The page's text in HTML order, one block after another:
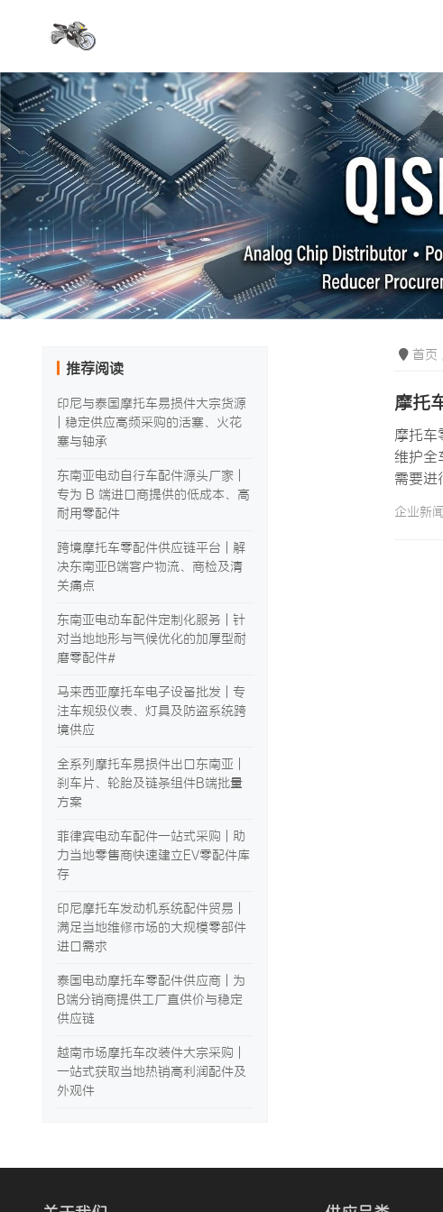
首页
摩托
摩托车
维护全
需要进
最核心
企业新闻
推荐阅读
印尼与泰国摩托车易损件大宗货源
| 稳定供应高频采购的活塞、火花
塞与轴承
东南亚电动自行车配件源头厂家 |
专为 B 端进口商提供的低成本、高
耐用零配件
跨境摩托车零配件供应链平台 | 解
决东南亚B端客户物流、商检及清
关痛点
东南亚电动车配件定制化服务 | 针
对当地地形与气候优化的加厚型耐
磨零配件#
马来西亚摩托车电子设备批发 | 专
注车规级仪表、灯具及防盗系统跨
境供应
全系列摩托车易损件出口东南亚 |
刹车片、轮胎及链条组件B端批量
方案
菲律宾电动车配件一站式采购 | 助
力当地零售商快速建立EV零配件库
存
印尼摩托车发动机系统配件贸易 |
满足当地维修市场的大规模零部件
进口需求
泰国电动摩托车零配件供应商 | 为
B端分销商提供工厂直供价与稳定
供应链
越南市场摩托车改装件大宗采购 |
一站式获取当地热销高利润配件及
外观件